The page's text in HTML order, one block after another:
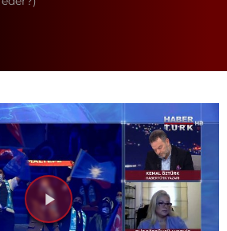
Videoyu